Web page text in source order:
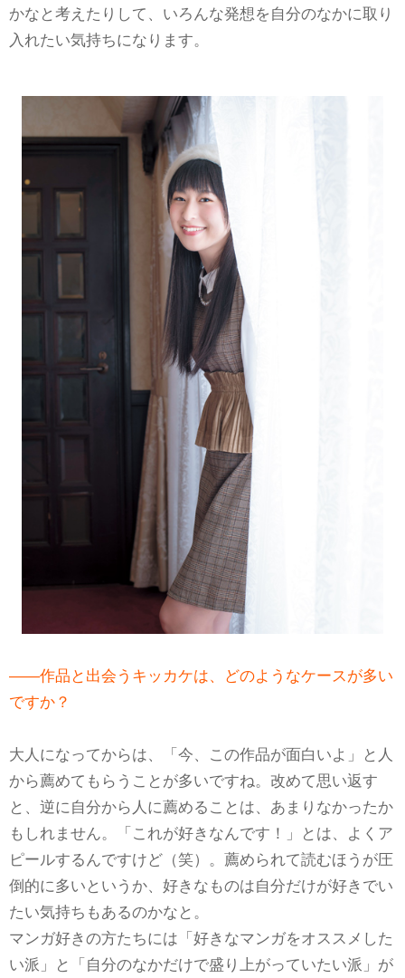
かなと考えたりして、いろんな発想を自分のなかに取り
入れたい気持ちになります。
――作品と出会うキッカケは、どのようなケースが多い
ですか？
大人になってからは、「今、この作品が面白いよ」と人
から薦めてもらうことが多いですね。改めて思い返す
と、逆に自分から人に薦めることは、あまりなかったか
もしれません。「これが好きなんです！」とは、よくア
ピールするんですけど（笑）。薦められて読むほうが圧
倒的に多いというか、好きなものは自分だけが好きでい
たい気持ちもあるのかなと。
マンガ好きの方たちには「好きなマンガをオススメした
い派」と「自分のなかだけで盛り上がっていたい派」が